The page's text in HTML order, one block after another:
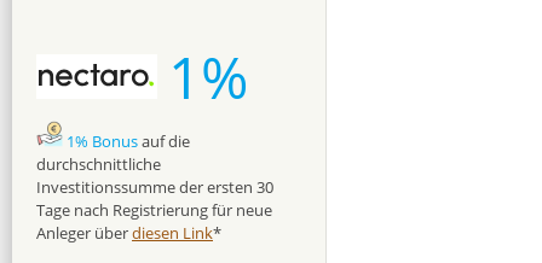
1%
1% Bonusauf die
durchschnittliche
Investitionssumme der ersten 30
Tage nach Registrierung für neue
Anleger überdiesen Link*